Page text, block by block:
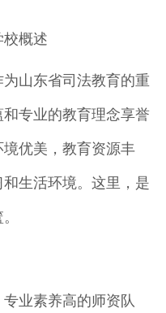
校概述
山东省司法教育的重
专业的教育理念享誉
优美，教育资源丰
生活环境。这里，是
业素养高的师资队